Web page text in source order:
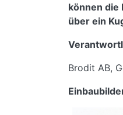
können die
über ein
Brodit AB,